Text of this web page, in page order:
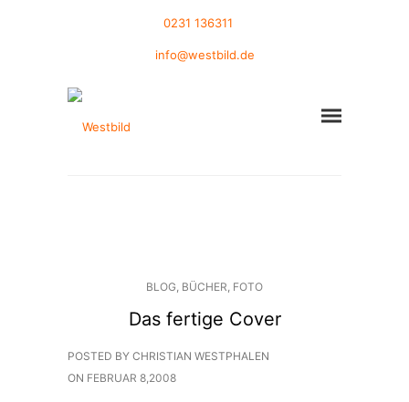
0231 136311
info@westbild.de
BLOG, BÜCHER, FOTO
Das fertige Cover
POSTED BY CHRISTIAN WESTPHALEN
ON FEBRUAR 8,2008